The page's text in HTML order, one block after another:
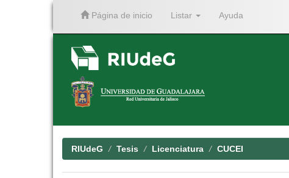
Página de inicio Listar Ayuda
RIUdeG Tesis Licenciatura CUCEI